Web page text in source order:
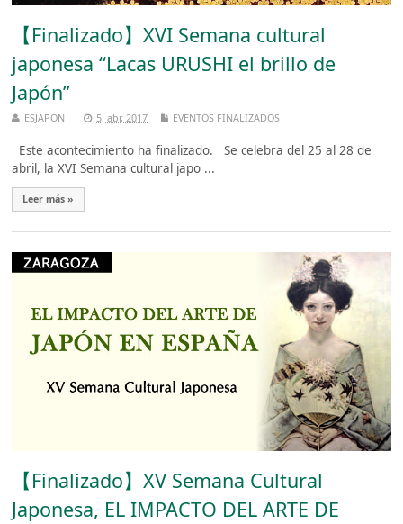
【Finalizado】XVI Semana cultural
japonesa “Lacas URUSHI el brillo de
Japón”
ESJAPON 5, abr, 2017 EVENTOS FINALIZADOS
Este acontecimiento ha finalizado. Se celebra del 25 al 28 de
abril, la XVI Semana cultural japo ...
Leer más »
【Finalizado】XV Semana Cultural
Japonesa, EL IMPACTO DEL ARTE DE